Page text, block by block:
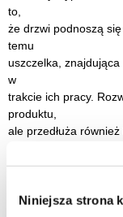
Niniejsza strona
to,
że drzwi podnoszą
temu
uszczelka,
w
trakcie ich pracy.
produktu,
ale przedłuża
z metalu, co